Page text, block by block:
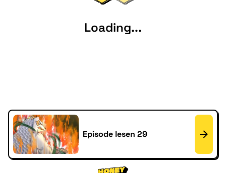
Loading...
Episode lesen 29